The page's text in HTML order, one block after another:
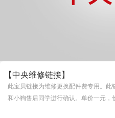
【中央维修链接】
此宝贝链接为维修更换配件费专用。
和小狗售后同学进行确认。单价一元，